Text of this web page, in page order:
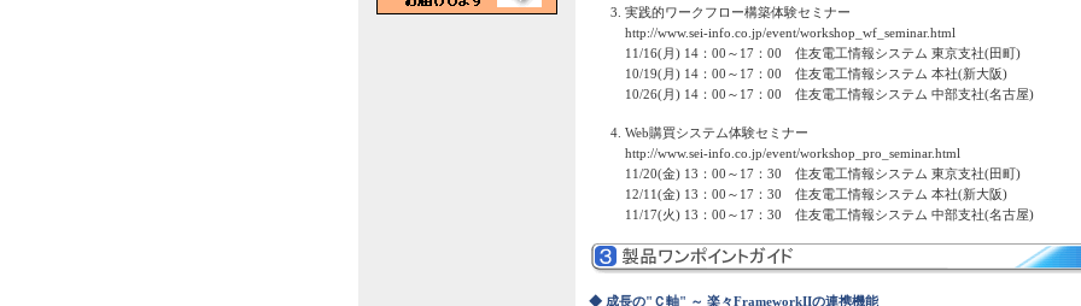
実践的ワークフロー構築体験セミナー
http://www.sei-info.co.jp/event/workshop_wf_seminar.html
11/16(月) 14：00～17：00 住友電工情報システム 東京支社(田町)
10/19(月) 14：00～17：00 住友電工情報システム 本社(新大阪)
10/26(月) 14：00～17：00 住友電工情報システム 中部支社(名古屋)
Web購買システム体験セミナー
http://www.sei-info.co.jp/event/workshop_pro_seminar.html
11/20(金) 13：00～17：30 住友電工情報システム 東京支社(田町)
12/11(金) 13：00～17：30 住友電工情報システム 本社(新大阪)
11/17(火) 13：00～17：30 住友電工情報システム 中部支社(名古屋)
◆ 成長の"Ｃ軸" ～ 楽々FrameworkIIの連携機能